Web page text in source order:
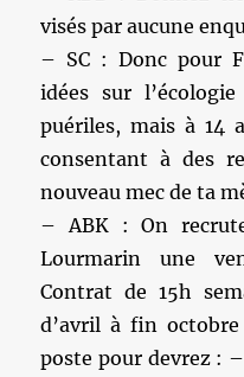
visés par aucune
– SC : Donc pour
idées sur
puériles, mais à 14
consentant à des
nouveau mec de ta
– ABK : On
Lourmarin une
Contrat de 15h
d’avril à fin
poste pour devrez :